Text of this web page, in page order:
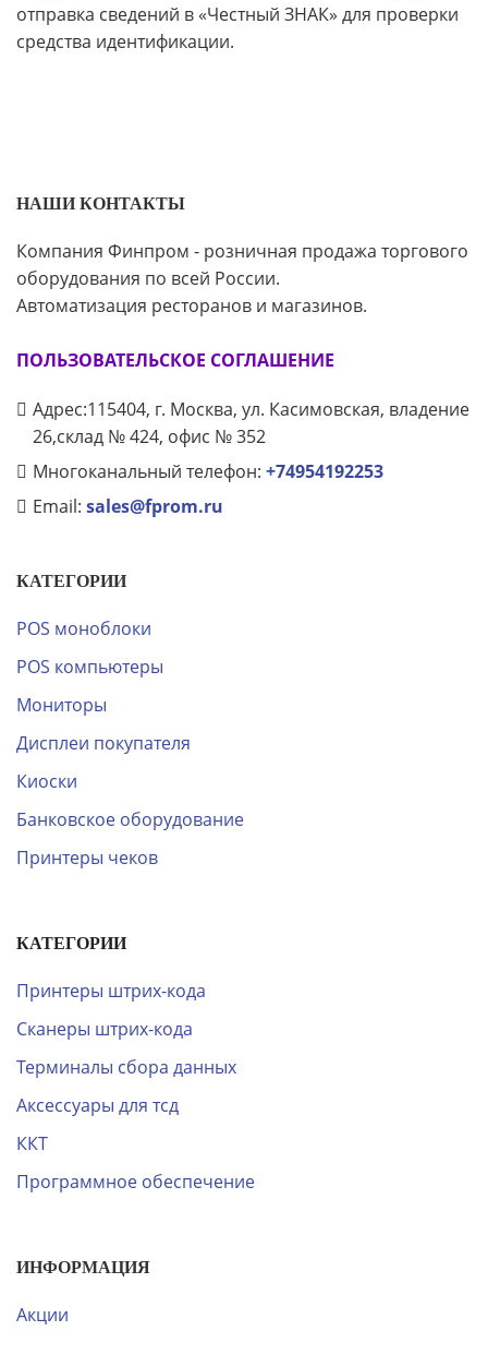
отправка сведений в «Честный ЗНАК» для проверки
средства идентификации.
НАШИ КОНТАКТЫ
Компания Финпром - розничная продажа торгового
оборудования по всей России.
Автоматизация ресторанов и магазинов.
ПОЛЬЗОВАТЕЛЬСКОЕ СОГЛАШЕНИЕ
Адрес:115404, г. Москва, ул. Касимовская, владение
26,склад № 424, офис № 352
Многоканальный телефон: +74954192253
Email: sales@fprom.ru
КАТЕГОРИИ
POS моноблоки
POS компьютеры
Мониторы
Дисплеи покупателя
Киоски
Банковское оборудование
Принтеры чеков
КАТЕГОРИИ
Принтеры штрих-кода
Сканеры штрих-кода
Терминалы сбора данных
Аксессуары для тсд
ККТ
Программное обеспечение
ИНФОРМАЦИЯ
Акции